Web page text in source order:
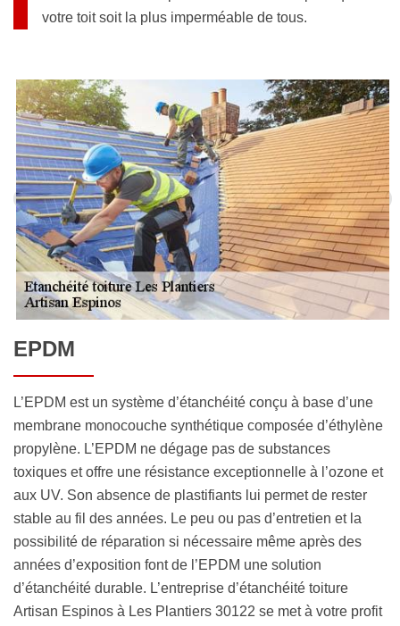
votre toit soit la plus imperméable de tous.
EPDM
L’EPDM est un système d’étanchéité conçu à base d’une
membrane monocouche synthétique composée d’éthylène
propylène. L’EPDM ne dégage pas de substances
toxiques et offre une résistance exceptionnelle à l’ozone et
aux UV. Son absence de plastifiants lui permet de rester
stable au fil des années. Le peu ou pas d’entretien et la
possibilité de réparation si nécessaire même après des
années d’exposition font de l’EPDM une solution
d’étanchéité durable. L’entreprise d’étanchéité toiture
Artisan Espinos à Les Plantiers 30122 se met à votre profit